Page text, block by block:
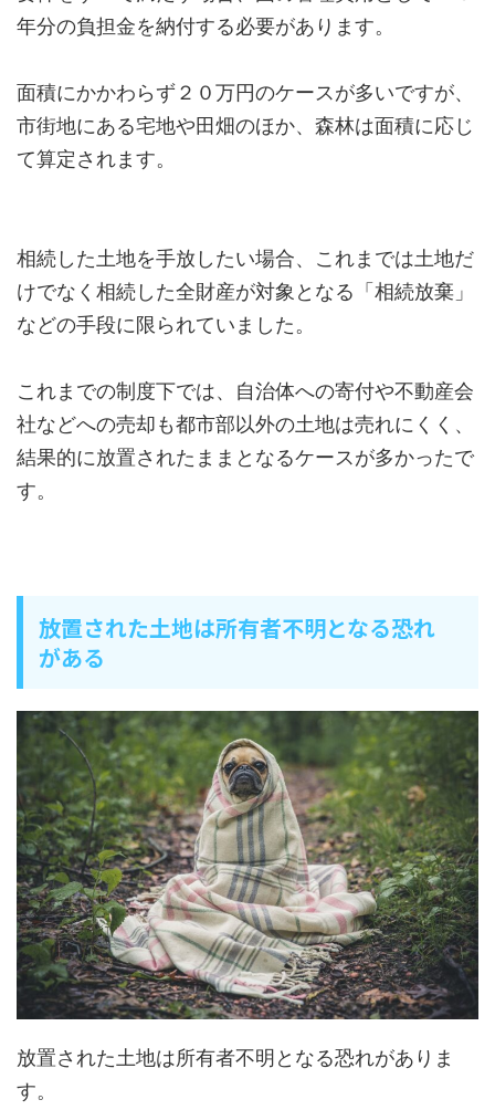
年分の負担金を納付する必要があります。
面積にかかわらず２０万円のケースが多いですが、
市街地にある宅地や田畑のほか、森林は面積に応じ
て算定されます。
相続した土地を手放したい場合、これまでは土地だ
けでなく相続した全財産が対象となる「相続放棄」
などの手段に限られていました。
これまでの制度下では、自治体への寄付や不動産会
社などへの売却も都市部以外の土地は売れにくく、
結果的に放置されたままとなるケースが多かったで
す。
放置された土地は所有者不明となる恐れ
がある
放置された土地は所有者不明となる恐れがありま
す。